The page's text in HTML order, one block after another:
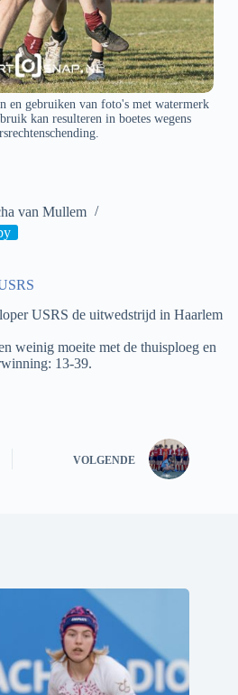
en gebruiken van foto's met watermerk
kan resulteren in boetes wegens
van Mullem
USRS de uitwedstrijd in Haarlem
weinig moeite met de thuisploeg en
13-39.
VOLGENDE